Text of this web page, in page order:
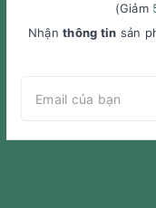
(Giảm
Nhậnthông tin sản